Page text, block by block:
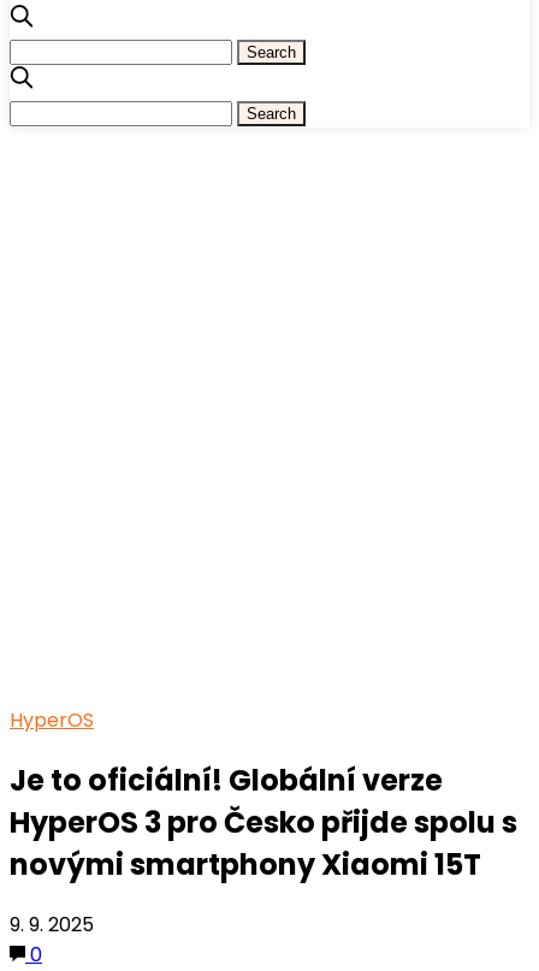
HyperOS
Je to oficiální! Globální verze
HyperOS 3 pro Česko přijde spolu s
novými smartphony Xiaomi 15T
9. 9. 2025
0